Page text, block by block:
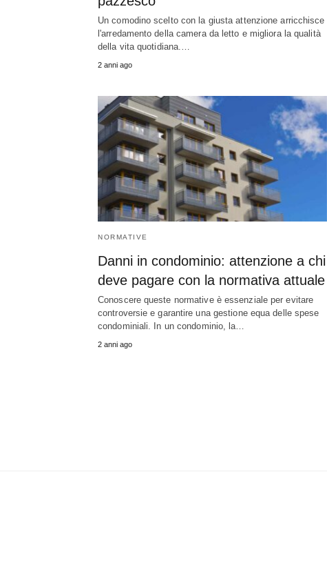
Un comodino scelto con la giusta attenzione arricchisce
l'arredamento della camera da letto e migliora la qualità
della vita quotidiana.…
2 anni ago
NORMATIVE
Danni in condominio: attenzione a chi
deve pagare con la normativa attuale
Conoscere queste normative è essenziale per evitare
controversie e garantire una gestione equa delle spese
condominiali. In un condominio, la…
2 anni ago